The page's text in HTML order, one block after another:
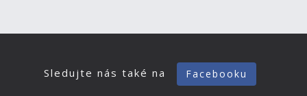
Sledujte nás také na Facebooku